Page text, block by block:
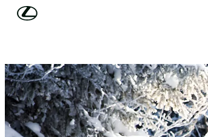
Skip to Main Content